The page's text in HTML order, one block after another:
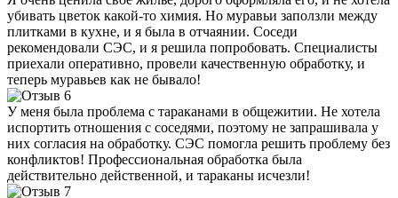
убивать цветок какой-то химия. Но муравьи заползли между
плитками в кухне, и я была в отчаянии. Соседи
рекомендовали СЭС, и я решила попробовать. Специалисты
приехали оперативно, провели качественную обработку, и
теперь муравьев как не бывало!
У меня была проблема с тараканами в общежитии. Не хотела
испортить отношения с соседями, поэтому не запрашивала у
них согласия на обработку. СЭС помогла решить проблему без
конфликтов! Профессиональная обработка была
действительно действенной, и тараканы исчезли!